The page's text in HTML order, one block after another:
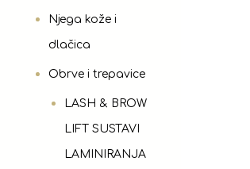
Njega kože i
dlačica
Obrve i trepavice
LASH & BROW
LIFT SUSTAVI
LAMINIRANJA